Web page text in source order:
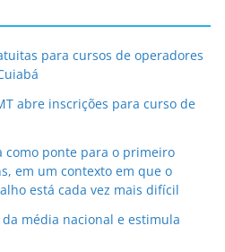
para cursos de operadores
abre inscrições para curso de
como ponte para o primeiro
em um contexto em que o
está cada vez mais difícil
média nacional e estimula